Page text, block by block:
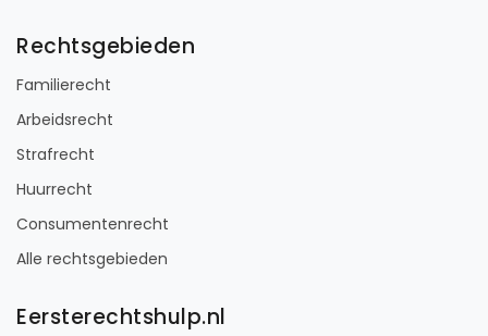
Rechtsgebieden
Familierecht
Arbeidsrecht
Strafrecht
Huurrecht
Consumentenrecht
Alle rechtsgebieden
Eersterechtshulp.nl